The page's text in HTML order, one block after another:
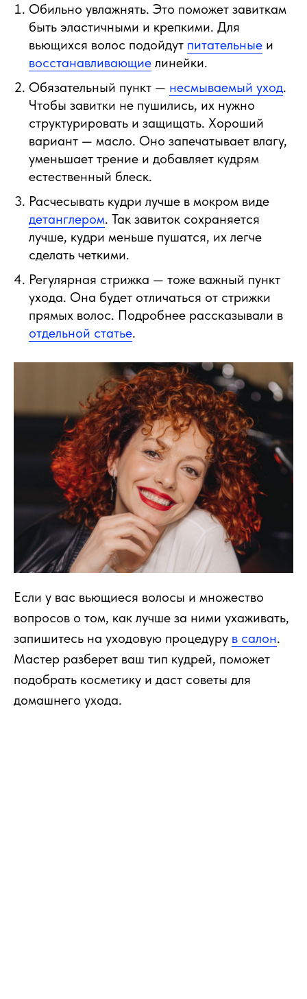
Обильно увлажнять. Это поможет завиткам
быть эластичными и крепкими. Для
вьющихся волос подойдут питательные и
восстанавливающие линейки.
Обязательный пункт — несмываемый уход.
Чтобы завитки не пушились, их нужно
структурировать и защищать. Хороший
вариант — масло. Оно запечатывает влагу,
уменьшает трение и добавляет кудрям
естественный блеск.
Расчесывать кудри лучше в мокром виде
детанглером. Так завиток сохраняется
лучше, кудри меньше пушатся, их легче
сделать четкими.
Регулярная стрижка — тоже важный пункт
ухода. Она будет отличаться от стрижки
прямых волос. Подробнее рассказывали в
отдельной статье.
Если у вас вьющиеся волосы и множество
вопросов о том, как лучше за ними ухаживать,
запишитесь на уходовую процедуру в салон.
Мастер разберет ваш тип кудрей, поможет
подобрать косметику и даст советы для
домашнего ухода.